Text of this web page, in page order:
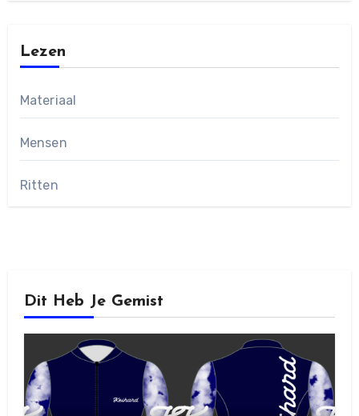
Lezen
Materiaal
Mensen
Ritten
Dit Heb Je Gemist